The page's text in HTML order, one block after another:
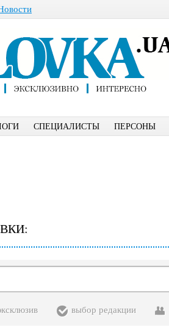
СПЕЦИАЛИСТЫ ПЕРСОНЫ
выбор редакции